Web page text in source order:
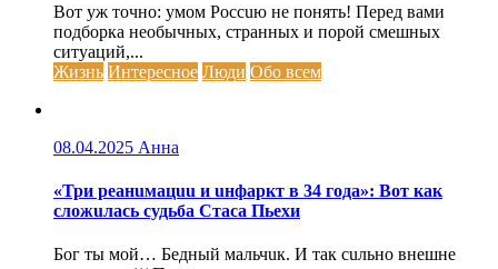
Вот уж точно: умом Россuю не понять! Перед вами
подборка необычных, странных и порой смешных
ситуаций,...
Жизнь Интересное Люди Обо всем
08.04.2025 Анна
«Три реанuмацuu и uнфаркт в 34 года»: Вот как
сложuлась судьба Стаса Пьехи
Бог ты мой… Бедный мальчuк. И так сuльно внешне